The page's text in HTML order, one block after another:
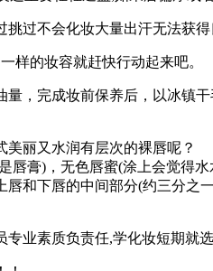
过不会化妆大量出汗无法获
样的妆容就赶快行动起来吧。
，完成妆前保养后，以冰镇
丽又水润有层次的裸唇呢？
唇膏)，无色唇蜜(涂上会觉得
和下唇的中间部分(约三分
业素质负责任,学化妆短期就